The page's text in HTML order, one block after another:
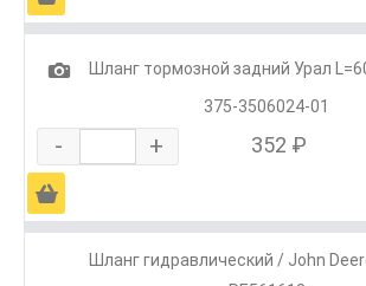
1
Шланг тормозной задний Урал
375-3506024-01
- + 352 ₽
Ä
Шланг гидравлический / John